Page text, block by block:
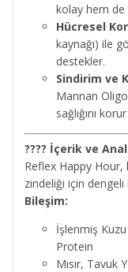
kolay hem de
Hücresel
kaynağı) ile
destekler.
Sindirim ve
Mannan
sağlığını
???? İçerik ve
Reflex Happy
zindeliği için
Bileşim:
İşlenmiş
Protein
Mısır, Tavuk